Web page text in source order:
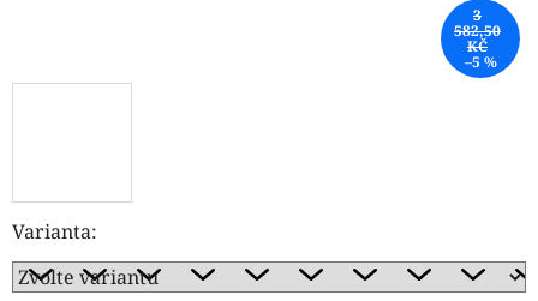
Varianta:
3
582,50
KČ
–5 %